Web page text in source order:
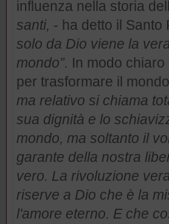
influenza nella storia
santi, - ha detto il Santo
solo da Dio viene la
mondo”. In modo
per trasformare il
ma relativo si chiama
sua dignità e lo
mondo, ma soltanto il
garante della nostra
vero. La rivoluzione
riserve a Dio che è la
l'amore eterno. E che